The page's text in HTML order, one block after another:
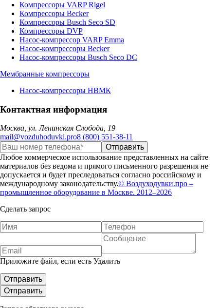
Компрессоры VARP Rigel
Компрессоры Becker
Компрессоры Busch Seco SD
Компрессоры DVP
Насос-компрессор VARP Emma
Насос-компрессоры Becker
Насос-компрессоры Busch Seco DC
Мембранные компрессоры
Насос-компрессоры НВМК
Контактная информация
Москва, ул. Ленинская Слобода, 19
mail@vozduhoduvki.pro8 (800) 551-38-11
Любое коммерческое использование представленных на сайте
материалов без ведома и прямого письменного разрешения не
допускается и будет преследоваться согласно российскому и
международному законодательству.© Воздуходувки.про –
промышленное оборудование в Москве. 2012–2026
Сделать запрос
Приложите файл, если есть Удалить